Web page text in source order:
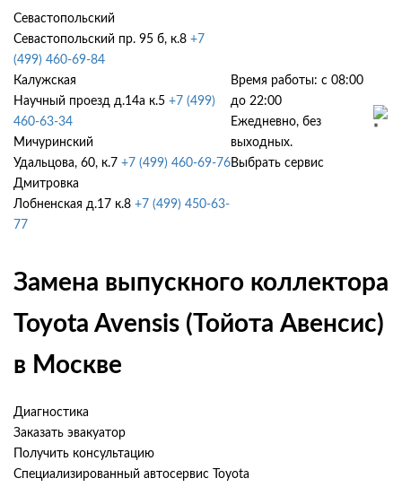
Севастопольский
Севастопольский пр. 95 б, к.8 +7
(499) 460-69-84
Калужская
Научный проезд д.14а к.5 +7 (499)
460-63-34
Мичуринский
Удальцова, 60, к.7 +7 (499) 460-69-76
Дмитровка
Лобненская д.17 к.8 +7 (499) 450-63-
77
Время работы: с 08:00
до 22:00
Ежедневно, без
выходных.
Выбрать сервис
Замена выпускного коллектора
Toyota Avensis (Тойота Авенсис)
в Москве
Диагностика
Заказать эвакуатор
Получить консультацию
Специализированный автосервис Toyota